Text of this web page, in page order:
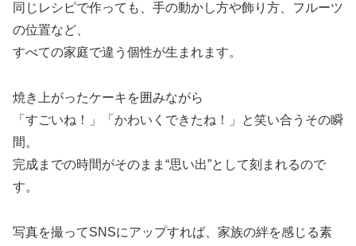
同じレシピで作っても、手の動かし方や飾り方、フルーツ
の位置など、
すべての家庭で違う個性が生まれます。
焼き上がったケーキを囲みながら
「すごいね！」「かわいくできたね！」と笑い合うその瞬
間。
完成までの時間がそのまま“思い出”として刻まれるので
す。
写真を撮ってSNSにアップすれば、家族の絆を感じる素